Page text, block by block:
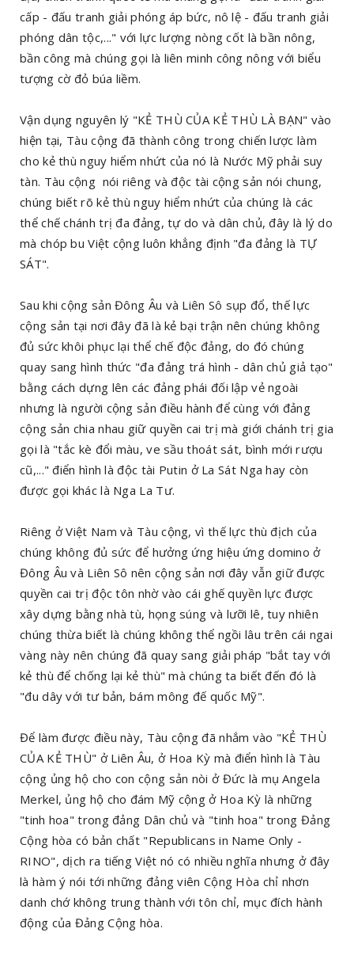
cấp - đấu tranh giải phóng áp bức, nô lệ - đấu tranh giải
phóng dân tộc,..." với lực lượng nòng cốt là bần nông,
bần công mà chúng gọi là liên minh công nông với biểu
tượng cờ đỏ búa liềm.
Vận dụng nguyên lý "KẺ THÙ CỦA KẺ THÙ LÀ BẠN" vào
hiện tại, Tàu cộng đã thành công trong chiến lược làm
cho kẻ thù nguy hiểm nhứt của nó là Nước Mỹ phải suy
tàn. Tàu cộng nói riêng và độc tài cộng sản nói chung,
chúng biết rõ kẻ thù nguy hiểm nhứt của chúng là các
thể chế chánh trị đa đảng, tự do và dân chủ, đây là lý do
mà chóp bu Việt cộng luôn khẳng định "đa đảng là TỰ
SÁT".
Sau khi cộng sản Đông Âu và Liên Sô sụp đổ, thế lực
cộng sản tại nơi đây đã là kẻ bại trận nên chúng không
đủ sức khôi phục lại thể chế độc đảng, do đó chúng
quay sang hình thức "đa đảng trá hình - dân chủ giả tạo"
bằng cách dựng lên các đảng phái đối lập vẻ ngoài
nhưng là người cộng sản điều hành để cùng với đảng
cộng sản chia nhau giữ quyền cai trị mà giới chánh trị gia
gọi là "tắc kè đổi màu, ve sầu thoát sát, bình mới rượu
cũ,..." điển hình là độc tài Putin ở La Sát Nga hay còn
được gọi khác là Nga La Tư.
Riêng ở Việt Nam và Tàu cộng, vì thế lực thù địch của
chúng không đủ sức để hưởng ứng hiệu ứng domino ở
Đông Âu và Liên Sô nên cộng sản nơi đây vẫn giữ được
quyền cai trị độc tôn nhờ vào cái ghế quyền lực được
xây dựng bằng nhà tù, họng súng và lưỡi lê, tuy nhiên
chúng thừa biết là chúng không thể ngồi lâu trên cái ngai
vàng này nên chúng đã quay sang giải pháp "bắt tay với
kẻ thù để chống lại kẻ thù" mà chúng ta biết đến đó là
"đu dây với tư bản, bám mông đế quốc Mỹ".
Để làm được điều này, Tàu cộng đã nhắm vào "KẺ THÙ
CỦA KẺ THÙ" ở Liên Âu, ở Hoa Kỳ mà điển hình là Tàu
cộng ủng hộ cho con cộng sản nòi ở Đức là mụ Angela
Merkel, ủng hộ cho đám Mỹ cộng ở Hoa Kỳ là những
"tinh hoa" trong đảng Dân chủ và "tinh hoa" trong Đảng
Cộng hòa có bản chất "Republicans in Name Only -
RINO", dịch ra tiếng Việt nó có nhiều nghĩa nhưng ở đây
là hàm ý nói tới những đảng viên Cộng Hòa chỉ nhơn
danh chớ không trung thành với tôn chỉ, mục đích hành
động của Đảng Cộng hòa.